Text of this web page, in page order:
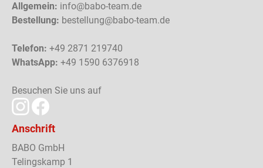
Allgemein: info@babo-team.de
Bestellung: bestellung@babo-team.de
Telefon: +49 2871 219740
WhatsApp: +49 1590 6376918
Besuchen Sie uns auf
Anschrift
BABO GmbH
Telingskamp 1